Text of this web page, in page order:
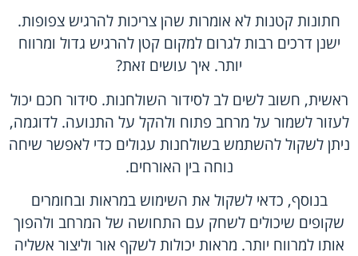
חתונות קטנות לא אומרות שהן צריכות להרגיש צפופות.
ישנן דרכים רבות לגרום למקום קטן להרגיש גדול ומרווח
יותר. איך עושים זאת?
ראשית, חשוב לשים לב לסידור השולחנות. סידור חכם יכול
לעזור לשמור על מרחב פתוח ולהקל על התנועה. לדוגמה,
ניתן לשקול להשתמש בשולחנות עגולים כדי לאפשר שיחה
נוחה בין האורחים.
בנוסף, כדאי לשקול את השימוש במראות ובחומרים
שקופים שיכולים לשחק עם התחושה של המרחב ולהפוך
אותו למרווח יותר. מראות יכולות לשקף אור וליצור אשליה